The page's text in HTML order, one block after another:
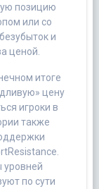
позицию
или со
и
ценой.
итоге
цену
игроки в
также
уровней
по сути